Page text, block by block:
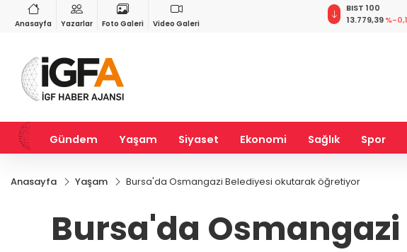
Anasayfa Yazarlar Foto Galeri Video Galeri
%-0,22
0,0018%0,32
BIST 100
13.779,39%-
Gündem Yaşam Siyaset Ekonomi Sağlık Spor
Anasayfa Yaşam Bursa'da Osmangazi Belediyesi okutarak öğretiyor
Bursa'da